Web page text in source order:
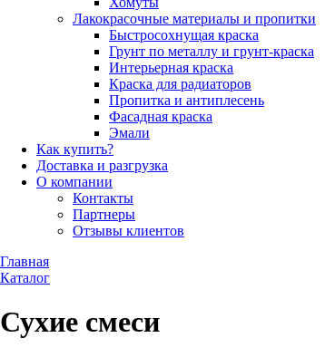
Лакокрасочные материалы и пропитки
Быстросохнущая краска
Грунт по металлу и грунт-краска
Интерьерная краска
Краска для радиаторов
Пропитка и антиплесень
Фасадная краска
Эмали
Как купить?
Доставка и разгрузка
О компании
Контакты
Партнеры
Отзывы клиентов
Главная
Каталог
Сухие смеси